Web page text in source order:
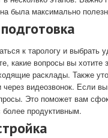
была максимально
к тарологу и выбрать
какие вопросы вы хотите
расклады. Также
видеозвонок. Если
Это поможет вам
продуктивным.